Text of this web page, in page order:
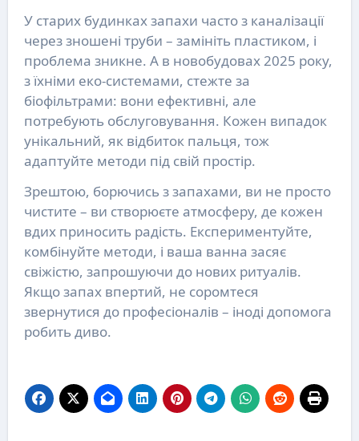
У старих будинках запахи часто з каналізації
через зношені труби – замініть пластиком, і
проблема зникне. А в новобудовах 2025 року,
з їхніми еко-системами, стежте за
біофільтрами: вони ефективні, але
потребують обслуговування. Кожен випадок
унікальний, як відбиток пальця, тож
адаптуйте методи під свій простір.
Зрештою, борючись з запахами, ви не просто
чистите – ви створюєте атмосферу, де кожен
вдих приносить радість. Експериментуйте,
комбінуйте методи, і ваша ванна засяє
свіжістю, запрошуючи до нових ритуалів.
Якщо запах впертий, не соромтеся
звернутися до професіоналів – іноді допомога
робить диво.